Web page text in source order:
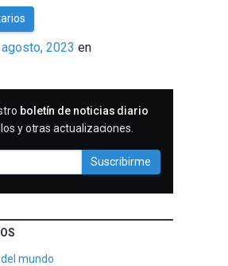
2023 en
boletín de noticias diario
y otras actualizaciones.
Suscribirme
mundo